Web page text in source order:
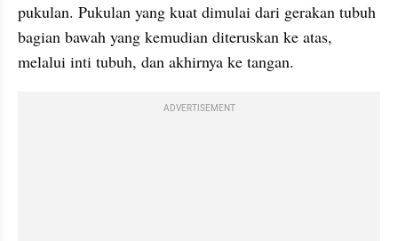
pukulan. Pukulan yang kuat dimulai dari gerakan tubuh
bagian bawah yang kemudian diteruskan ke atas,
melalui inti tubuh, dan akhirnya ke tangan.
ADVERTISEMENT